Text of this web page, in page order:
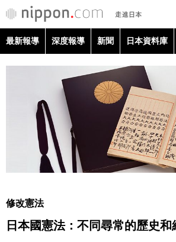
最新報導
深度報導
最新報導 深度報導 新聞 日本資料庫
修改憲法
日本國憲法：不同尋常的歷史和